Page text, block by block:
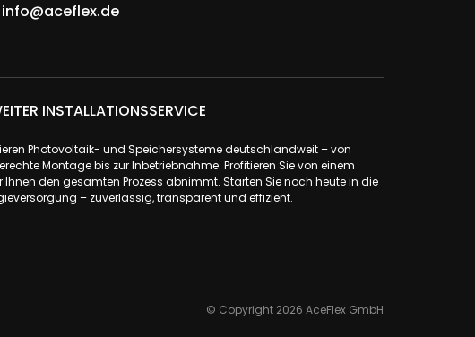
info@aceflex.de
INSTALLATIONSSERVICE
Photovoltaik- und Speichersysteme deutschlandweit – von
Montage bis zur Inbetriebnahme. Profitieren Sie von einem
den gesamten Prozess abnimmt. Starten Sie noch heute in die
– zuverlässig, transparent und effizient.
© Copyright 2026 AceFlex GmbH